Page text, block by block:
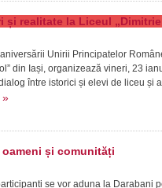
realitate la Liceul
Unirii Principatelor
din Iași, organizează vineri, 23
între istorici și elevi de liceu
»
și comunități
se vor aduna la